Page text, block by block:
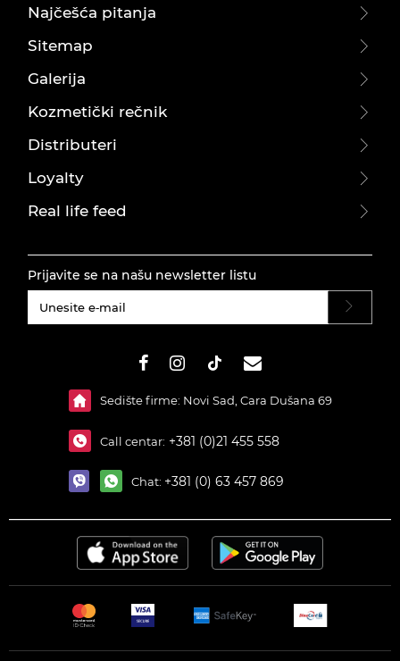
Najčešća pitanja
Sitemap
Galerija
Kozmetički rečnik
Distributeri
Loyalty
Real life feed
Prijavite se na našu newsletter listu
Sedište firme: Novi Sad, Cara Dušana 69
Call centar: +381 (0)21 455 558
Chat: +381 (0) 63 457 869